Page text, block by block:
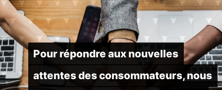
Pour répondre aux nouvelles
attentes des consommateurs, nous